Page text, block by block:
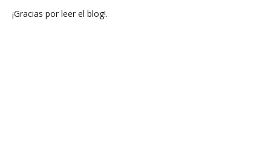
¡Gracias por leer el blog!.